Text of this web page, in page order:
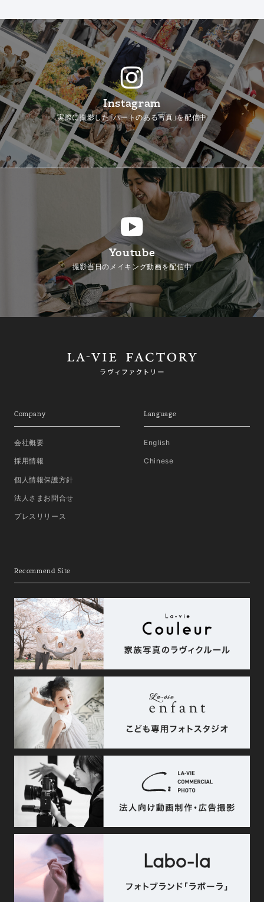
Instagram
実際に撮影した「ハートのある写真」を配信中
Youtube
撮影当日のメイキング動画を配信中
Company
会社概要
採用情報
個人情報保護方針
法人さまお問合せ
プレスリリース
Language
English
Chinese
Recommend Site